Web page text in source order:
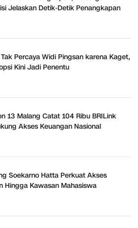
Jelaskan Detik-Detik Penangkapan
Percaya Widi Pingsan karena Kaget,
Kini Jadi Penentu
13 Malang Catat 104 Ribu BRILink
Akses Keuangan Nasional
Soekarno Hatta Perkuat Akses
Hingga Kawasan Mahasiswa